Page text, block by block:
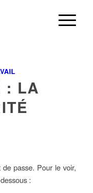
: LA
passe. Pour le voir,
: